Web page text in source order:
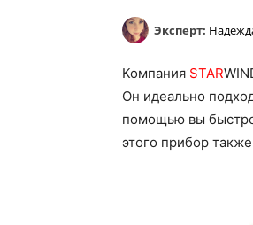
Эксперт:
Компания STAR
Он идеально
помощью вы
этого прибор